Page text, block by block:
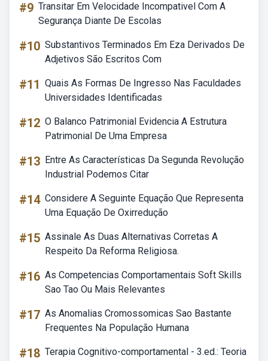
#9 Transitar Em Velocidade Incompativel Com A
Segurança Diante De Escolas
#10 Substantivos Terminados Em Eza Derivados De
Adjetivos São Escritos Com
#11 Quais As Formas De Ingresso Nas Faculdades
Universidades Identificadas
#12 O Balanco Patrimonial Evidencia A Estrutura
Patrimonial De Uma Empresa
#13 Entre As Características Da Segunda Revolução
Industrial Podemos Citar
#14 Considere A Seguinte Equação Que Representa
Uma Equação De Oxirredução
#15 Assinale As Duas Alternativas Corretas A
Respeito Da Reforma Religiosa.
#16 As Competencias Comportamentais Soft Skills
Sao Tao Ou Mais Relevantes
#17 As Anomalias Cromossomicas Sao Bastante
Frequentes Na População Humana
#18 Terapia Cognitivo-comportamental - 3.ed.: Teoria